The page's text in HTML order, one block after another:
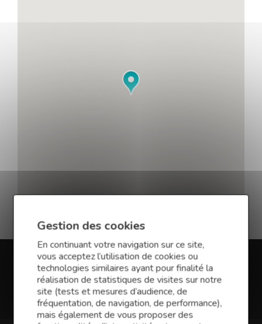
En savoir plus sur Finance
Conseil Arras
Vous souhaitez créer une entreprise, la
Gestion des cookies
En continuant votre navigation sur ce site,
vous acceptez l’utilisation de cookies ou
technologies similaires ayant pour finalité la
réalisation de statistiques de visites sur notre
site (tests et mesures d’audience, de
fréquentation, de navigation, de performance),
mais également de vous proposer des